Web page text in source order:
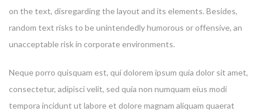
on the text, disregarding the layout and its elements. Besides,
random text risks to be unintendedly humorous or offensive, an
unacceptable risk in corporate environments.
Neque porro quisquam est, qui dolorem ipsum quia dolor sit amet,
consectetur, adipisci velit, sed quia non numquam eius modi
tempora incidunt ut labore et dolore magnam aliquam quaerat